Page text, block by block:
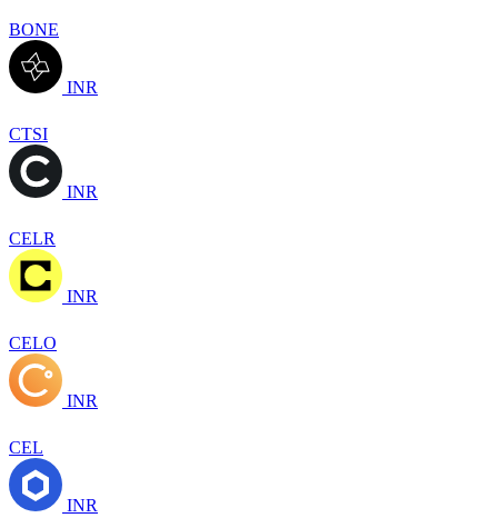
BONE
INR
CTSI
INR
CELR
INR
CELO
INR
CEL
INR